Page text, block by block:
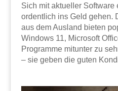
Sich mit aktueller Software
ordentlich ins Geld gehen.
aus dem Ausland bieten
Windows 11, Microsoft
Programme mitunter zu
– sie geben die guten